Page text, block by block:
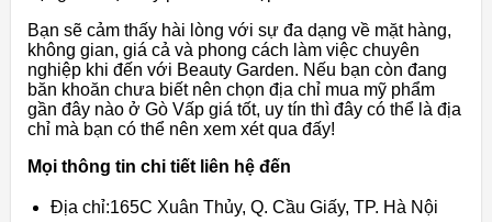
Bạn sẽ cảm thấy hài lòng với sự đa dạng về mặt hàng,
không gian, giá cả và phong cách làm việc chuyên
nghiệp khi đến với Beauty Garden. Nếu bạn còn đang
băn khoăn chưa biết nên chọn địa chỉ mua mỹ phẩm
gần đây nào ở Gò Vấp giá tốt, uy tín thì đây có thể là địa
chỉ mà bạn có thể nên xem xét qua đấy!
Mọi thông tin chi tiết liên hệ đến
Địa chỉ:165C Xuân Thủy, Q. Cầu Giấy, TP. Hà Nội